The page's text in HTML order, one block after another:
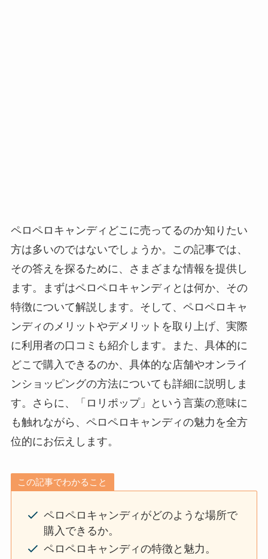
ペロペロキャンディどこに売ってるのか知りたい
方は多いのではないでしょうか。この記事では、
その答えを探るために、さまざまな情報を提供し
ます。まずはペロペロキャンディとは何か、その
特徴について解説します。そして、ペロペロキャ
ンディのメリットやデメリットを取り上げ、実際
に利用者の口コミも紹介します。また、具体的に
どこで購入できるのか、具体的な店舗やオンライ
ンショッピングの方法についても詳細に説明しま
す。さらに、「ロリポップ」という言葉の意味に
も触れながら、ペロペロキャンディの魅力を全方
位的にお伝えします。
この記事でわかること
ペロペロキャンディがどのような場所で
購入できるか。
ペロペロキャンディの特徴と魅力。